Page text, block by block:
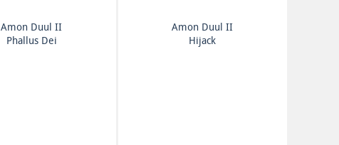
Amon Duul II
Phallus Dei
Amon Duul II
Hijack